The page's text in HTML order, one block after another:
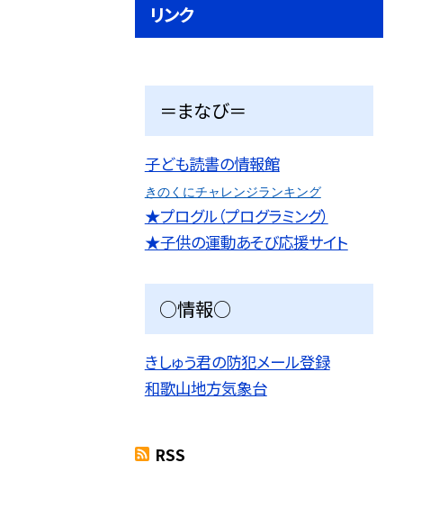
リンク
＝まなび＝
子ども読書の情報館
きのくにチャレンジランキング
★プログル（プログラミング）
★子供の運動あそび応援サイト
○情報○
きしゅう君の防犯メール登録
和歌山地方気象台
RSS